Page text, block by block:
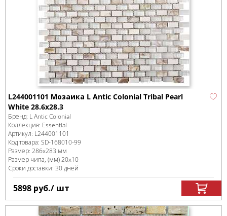
L244001101 Мозаика L Antic Colonial Tribal Pearl
White 28.6x28.3
Бренд: L Antic Colonial
Коллекция: Essential
Артикул: L244001101
Код товара: SD-168010-99
Размер: 286x283 мм
Размер чипа, (мм)20x10
Сроки доставки: 30 дней
5898 руб./ шт